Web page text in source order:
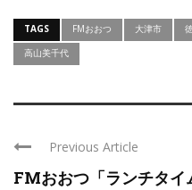
TAGS FMおおつ 大津市
高山美千代
Previous Article
FMおおつ「ランチタイ